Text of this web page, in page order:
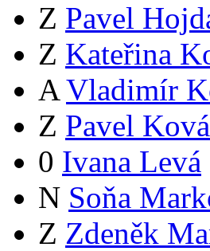
Z Pavel
Z Kateřina
A Vladimír
Z Pavel
0 Ivana Levá
N Soňa
Z Zdeněk